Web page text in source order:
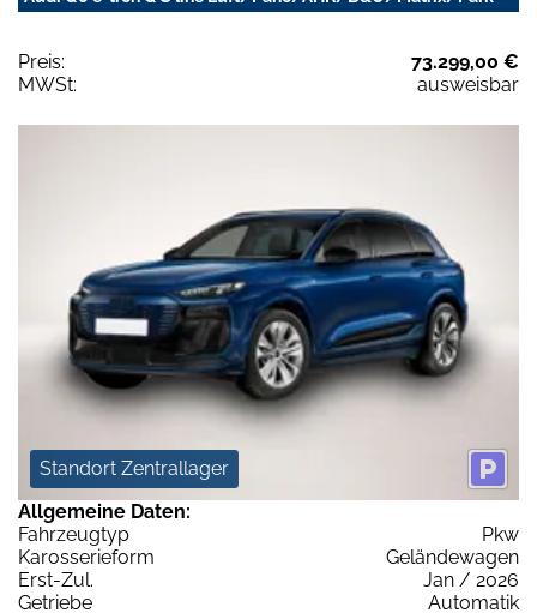
Preis:
73.299,00 €
MWSt:
ausweisbar
Standort Zentrallager
Allgemeine Daten:
Fahrzeugtyp
Pkw
Karosserieform
Geländewagen
Erst-Zul.
Jan / 2026
Getriebe
Automatik